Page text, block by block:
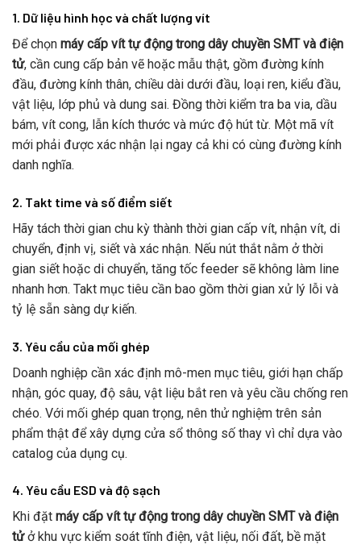
1. Dữ liệu hình học và chất lượng vít
Để chọn máy cấp vít tự động trong dây chuyền SMT và điện
tử, cần cung cấp bản vẽ hoặc mẫu thật, gồm đường kính
đầu, đường kính thân, chiều dài dưới đầu, loại ren, kiểu đầu,
vật liệu, lớp phủ và dung sai. Đồng thời kiểm tra ba via, dầu
bám, vít cong, lẫn kích thước và mức độ hút từ. Một mã vít
mới phải được xác nhận lại ngay cả khi có cùng đường kính
danh nghĩa.
2. Takt time và số điểm siết
Hãy tách thời gian chu kỳ thành thời gian cấp vít, nhận vít, di
chuyển, định vị, siết và xác nhận. Nếu nút thắt nằm ở thời
gian siết hoặc di chuyển, tăng tốc feeder sẽ không làm line
nhanh hơn. Takt mục tiêu cần bao gồm thời gian xử lý lỗi và
tỷ lệ sẵn sàng dự kiến.
3. Yêu cầu của mối ghép
Doanh nghiệp cần xác định mô-men mục tiêu, giới hạn chấp
nhận, góc quay, độ sâu, vật liệu bắt ren và yêu cầu chống ren
chéo. Với mối ghép quan trọng, nên thử nghiệm trên sản
phẩm thật để xây dựng cửa sổ thông số thay vì chỉ dựa vào
catalog của dụng cụ.
4. Yêu cầu ESD và độ sạch
Khi đặt máy cấp vít tự động trong dây chuyền SMT và điện
tửở khu vực kiểm soát tĩnh điện, vật liệu, nối đất, bề mặt